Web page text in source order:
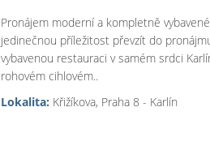
Pronájem moderní a kompletně
jedinečnou příležitost převzít do
vybavenou restauraci v samém srdci
rohovém cihlovém..
Lokalita: Křižíkova, Praha 8 - Karlín